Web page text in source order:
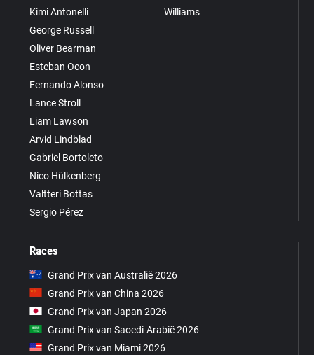
Kimi Antonelli
George Russell
Oliver Bearman
Esteban Ocon
Fernando Alonso
Lance Stroll
Liam Lawson
Arvid Lindblad
Gabriel Bortoleto
Nico Hülkenberg
Valtteri Bottas
Sergio Pérez
Williams
Races
Grand Prix van Australië 2026
Grand Prix van China 2026
Grand Prix van Japan 2026
Grand Prix van Saoedi-Arabië 2026
Grand Prix van Miami 2026